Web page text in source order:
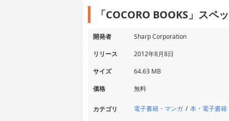
「COCORO BOOKS」スペ
開発者
Sharp Corporation
リリース
2012年8月8日
サイズ
64.63 MB
価格
無料
カテゴリ 電子書籍・マンガ 本・電子書籍